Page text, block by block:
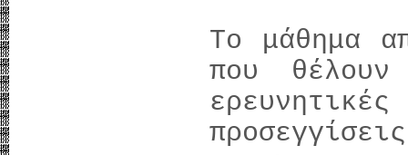
Το μάθημα
που θέλουν